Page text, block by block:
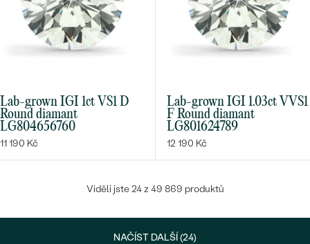
Lab-grown IGI 1ct VS1 D
Round diamant
LG804656760
11 190 Kč
Lab-grown IGI 1.03ct VVS1
F Round diamant
LG801624789
12 190 Kč
Viděli jste 24 z 49 869 produktů
NAČÍST DALŠÍ (24)